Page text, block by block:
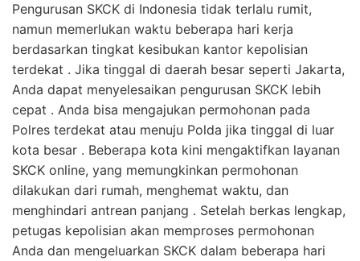
Pengurusan SKCK di Indonesia tidak terlalu rumit,
namun memerlukan waktu beberapa hari kerja
berdasarkan tingkat kesibukan kantor kepolisian
terdekat . Jika tinggal di daerah besar seperti Jakarta,
Anda dapat menyelesaikan pengurusan SKCK lebih
cepat . Anda bisa mengajukan permohonan pada
Polres terdekat atau menuju Polda jika tinggal di luar
kota besar . Beberapa kota kini mengaktifkan layanan
SKCK online, yang memungkinkan permohonan
dilakukan dari rumah, menghemat waktu, dan
menghindari antrean panjang . Setelah berkas lengkap,
petugas kepolisian akan memproses permohonan
Anda dan mengeluarkan SKCK dalam beberapa hari